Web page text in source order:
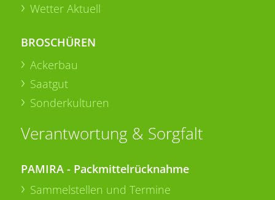
Wetter Aktuell
BROSCHÜREN
Ackerbau
Saatgut
Sonderkulturen
Verantwortung & Sorgfalt
PAMIRA - Packmittelrücknahme
Sammelstellen und Termine